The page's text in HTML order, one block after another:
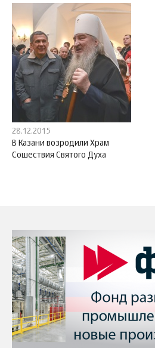
28.12.2015
В Казани возродили Храм
Cошествия Святого Духа